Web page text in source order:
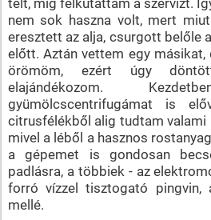
nem sok haszna volt, mert
eresztett az alja, csurgott belőle
előtt. Aztán vettem egy
örömöm, ezért úgy
elajándékozom.
gyümölcscentrifugámat is
citrusfélékből alig tudtam valami
mivel a léből a hasznos
a gépemet is gondosan
padlásra, a többiek - az
forró vízzel tisztogató
mellé.